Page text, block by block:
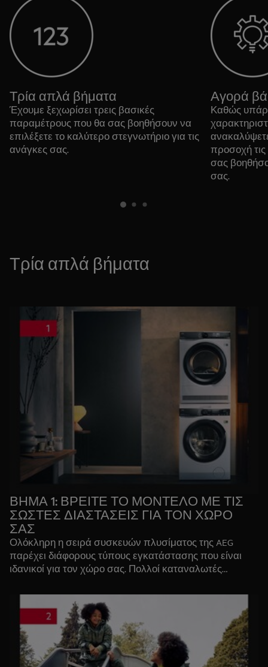
Τρία απλά βήματα
Έχουμε ξεχωρίσει τρεις βασικές
παραμέτρους που θα σας βοηθήσουν να
επιλέξετε το καλύτερο στεγνωτήριο για τις
ανάγκες σας.
Αγορά
Καθώς
προσοχή τις
σας
σας.
Τρία απλά βήματα
ΒΗΜΑ 1: ΒΡΕΙΤΕ ΤΟ ΜΟΝΤΕΛΟ ΜΕ ΤΙΣ
ΣΩΣΤΕΣ ΔΙΑΣΤΑΣΕΙΣ ΓΙΑ ΤΟΝ ΧΩΡΟ
ΣΑΣ
Ολόκληρη η σειρά συσκευών πλυσίματος της AEG
παρέχει διάφορους τύπους εγκατάστασης που είναι
ιδανικοί για τον χώρο σας. Πολλοί καταναλωτές
που μπορούν να τοποθετηθούν κάτω από πάγκο
κουζίνας ή στο μπάνιο. Αν προτιμάτε οι συσκευές σας
να βρίσκονται πίσω από ντουλάπι, επιλέξτε ένα
εντοιχιζόμενο στεγνωτήριο. Για κάθε στεγνωτήριο,
έχουμε δημιουργήσει και το αντίστοιχο πλυντήριο
ρούχων. Για περιορισμένους χώρους, μπορείτε να